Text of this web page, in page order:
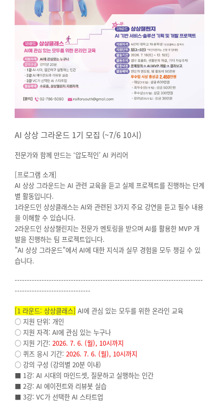
AI 상상 그라운드 1기 모집 (~7/6 10시)
전문가와 함께 만드는 ‘압도적인’ AI 커리어
[프로그램 소개]
AI 상상 그라운드는 AI 관련 교육을 듣고 실제 프로젝트를 진행하는 단계
별 활동입니다.
1라운드인 상상클래스는 AI와 관련된 3가지 주요 강연을 듣고 필수 내용
을 이해할 수 있습니다.
2라운드인 상상챌린지는 전문가 멘토링을 받으며 AI를 활용한 MVP 개
발을 진행하는 팀 프로젝트입니다.
"AI 상상 그라운드"에서 AI에 대한 지식과 실무 경험을 모두 챙길 수 있
습니다.
-----------------------------------------------------------------------------
-------------------------------
[1 라운드: 상상클래스] AI에 관심 있는 모두를 위한 온라인 교육
○ 지원 단위: 개인
○ 지원 자격: AI에 관심 있는 누구나
○ 지원 기간: 2026. 7. 6. (월), 10시까지
○ 퀴즈 응시 기간: 2026. 7. 6. (월), 10시까지
○ 강의 구성 (강의별 20분 이내)
■ 1강: AI 시대의 마인드셋, 질문하고 실행하는 인간
■ 2강: AI 에이전트와 리뷰봇 실습
■ 3강: VC가 선택한 AI 스타트업